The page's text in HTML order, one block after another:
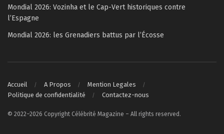
Mondial 2026: Vozinha et le Cap-Vert historiques contre
l’Espagne
Mondial 2026: les Grenadiers battus par l’Écosse
Accueil A Propos
Mention Legales
Politique de confidentialité
Contactez-nous
© 2022–2026 Copyright Célébrité Magazine – All rights reserved.